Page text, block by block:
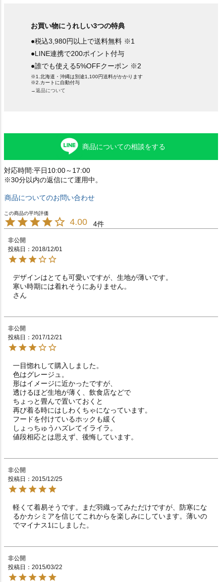
お買い物にうれしい3つの特典
●税込3,980円以上で送料無料 ※1
●LINE連携で200ポイント付与
●誰でも使える5%OFFクーポン ※2
※1.北海道・沖縄は別途1,100円送料がかかります
※2.カートに自動付与
→返品について
商品についての相談をする
対応時間:平日10:00～17:00
※30分以内の返信にて運用中。
商品についてのお問い合わせ
4.00 4
非公開
投稿日
2018/12/01
デザインはとても可愛いですが、生地が薄いです。
寒い時期には着れそうにありません。
さん
非公開
投稿日
2017/12/21
一目惚れして購入しました。
色はグレージュ。
形はイメージに近かったですが、
透けるほど生地が薄く、飲食店などで
ちょっと畳んで置いておくと
再び着る時にはしわくちゃになっています。
フードを付けているホックも緩く
しょっちゅうハズレてイライラ。
値段相応とは思えず、後悔しています。
非公開
投稿日
2015/12/25
軽くて着易そうです。まだ羽織ってみただけですが、防寒にな
るかカシミアを信じてこれからを楽しみにしています。薄いの
でマイナス1にしました。
非公開
投稿日
2015/03/22